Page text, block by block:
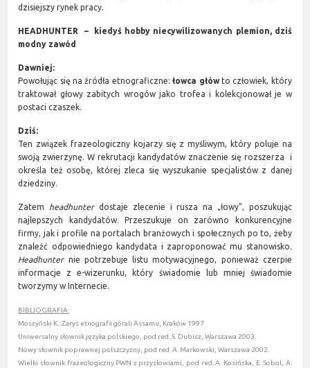
dzisiejszy rynek pracy.
HEADHUNTER – kiedyś hobby niecywilizowanych plemion, dziś
modny zawód
Dawniej:
Powołując się na źródła etnograficzne:łowca główto człowiek, który
traktował głowy zabitych wrogów jako trofea i kolekcjonował je w
postaci czaszek.
Dziś:
Ten związek frazeologiczny kojarzy się z myśliwym, który poluje na
swoją zwierzynę. W rekrutacji kandydatów znaczenie się rozszerza i
określa też osobę, której zleca się wyszukanie specjalistów z danej
dziedziny.
Zatem headhunterdostaje zlecenie i rusza na „łowy”, poszukując
najlepszych kandydatów. Przeszukuje on zarówno konkurencyjne
firmy, jak i profile na portalach branżowych i społecznych po to, żeby
znaleźć odpowiedniego kandydata i zaproponować mu stanowisko.
Headhunternie potrzebuje listu motywacyjnego, ponieważ czerpie
informacje z e-wizerunku, który świadomie lub mniej świadomie
tworzymy w Internecie.
BIBLIOGRAFIA:
Moszyński K.: Zarys etnografii górali Assamu, Kraków 1997
Uniwersalny słownik języka polskiego, pod red. S. Dubisz, Warszawa 2003.
Nowy słownik poprawnej polszczyzny, pod red. A. Markowski, Warszawa 2002.
Wielki słownik frazeologiczny PWN z przysłowiami, pod red. A. Kosińska, E. Sobol, A.